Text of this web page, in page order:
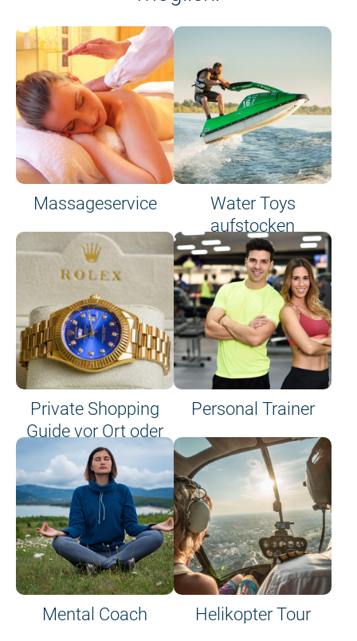
Massageservice
Water Toys
aufstocken
Private Shopping
Guide vor Ort oder
an Bord
Personal Trainer
Mental Coach Helikopter Tour